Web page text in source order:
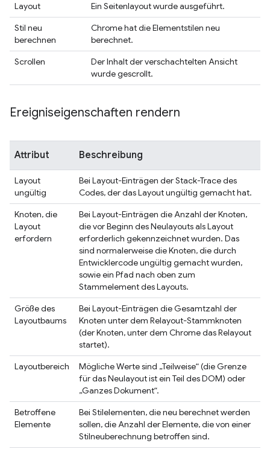
Layout
Ein Seitenlayout wurde ausgeführt.
Stil neu
berechnen
Chrome hat die Elementstilen neu
berechnet.
Scrollen
Der Inhalt der verschachtelten Ansicht
wurde gescrollt.
Ereigniseigenschaften rendern
Attribut Beschreibung
Layout
ungültig
Bei Layout-Einträgen der Stack-Trace des
Codes, der das Layout ungültig gemacht hat.
Knoten, die
Layout
erfordern
Bei Layout-Einträgen die Anzahl der Knoten,
die vor Beginn des Neulayouts als Layout
erforderlich gekennzeichnet wurden. Das
sind normalerweise die Knoten, die durch
Entwicklercode ungültig gemacht wurden,
sowie ein Pfad nach oben zum
Stammelement des Layouts.
Größe des
Layoutbaums
Bei Layout-Einträgen die Gesamtzahl der
Knoten unter dem Relayout-Stammknoten
(der Knoten, unter dem Chrome das Relayout
startet).
Layoutbereich
Mögliche Werte sind „Teilweise“ (die Grenze
für das Neulayout ist ein Teil des DOM) oder
„Ganzes Dokument“.
Betroffene
Elemente
Bei Stilelementen, die neu berechnet werden
sollen, die Anzahl der Elemente, die von einer
Stilneuberechnung betroffen sind.